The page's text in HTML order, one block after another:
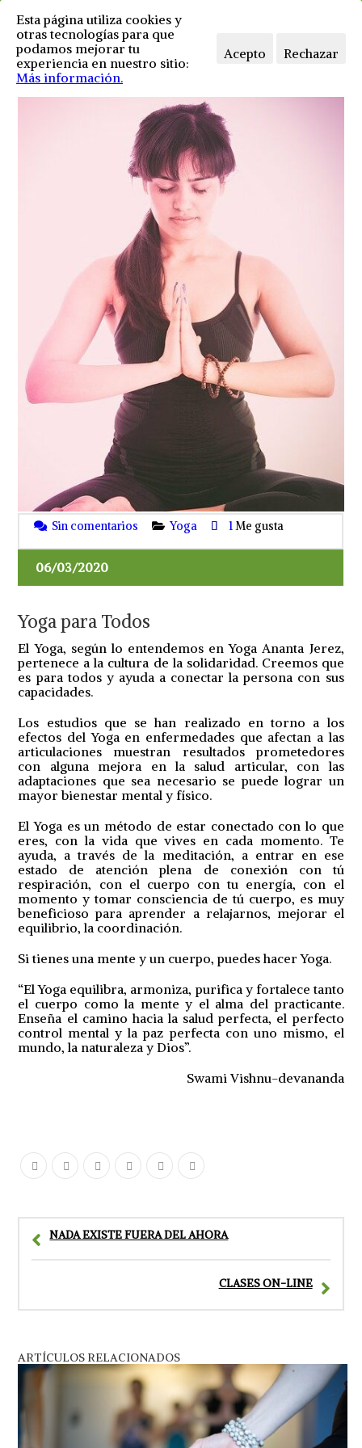
Sin comentarios Yoga 1Me gusta
06/03/2020
Yoga para Todos
El Yoga, según lo entendemos en Yoga Ananta Jerez,
pertenece a la cultura de la solidaridad. Creemos que
es para todos y ayuda a conectar la persona con sus
capacidades.
Los estudios que se han realizado en torno a los
efectos del Yoga en enfermedades que afectan a las
articulaciones muestran resultados prometedores
con alguna mejora en la salud articular, con las
adaptaciones que sea necesario se puede lograr un
mayor bienestar mental y físico.
El Yoga es un método de estar conectado con lo que
eres, con la vida que vives en cada momento. Te
ayuda, a través de la meditación, a entrar en ese
estado de atención plena de conexión con tú
respiración, con el cuerpo con tu energía, con el
momento y tomar consciencia de tú cuerpo, es muy
beneficioso para aprender a relajarnos, mejorar el
equilibrio, la coordinación.
Si tienes una mente y un cuerpo, puedes hacer Yoga.
“El Yoga equilibra, armoniza, purifica y fortalece tanto
el cuerpo como la mente y el alma del practicante.
Enseña el camino hacia la salud perfecta, el perfecto
control mental y la paz perfecta con uno mismo, el
mundo, la naturaleza y Dios”.
Swami Vishnu-devananda
NADA EXISTE FUERA DEL AHORA
CLASES ON-LINE
ARTÍCULOS RELACIONADOS
Esta página utiliza cookies y
otras tecnologías para que
podamos mejorar tu
experiencia en nuestro sitio:
Más información.
Acepto Rechazar